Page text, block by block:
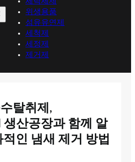
위생용품
섬유유연제
세척제
세정제
제거제
탈취제,
생산공장과 함께 알
인 냄새 제거 방법